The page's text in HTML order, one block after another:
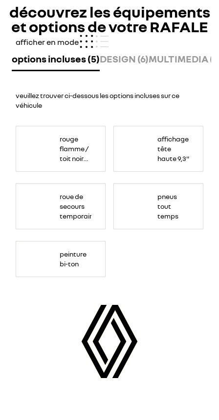
découvrez les équipements
et options de votre RAFALE
afficher en mode
options incluses (5)DESIGN (6)MULTIMEDIA
veuillez trouver ci-dessous les options incluses sur ce
véhicule
rouge
flamme /
toit noir
affichage
tête
haute 9,3''
roue de
secours
temporaire
pneus
tout
temps
peinture
bi-ton